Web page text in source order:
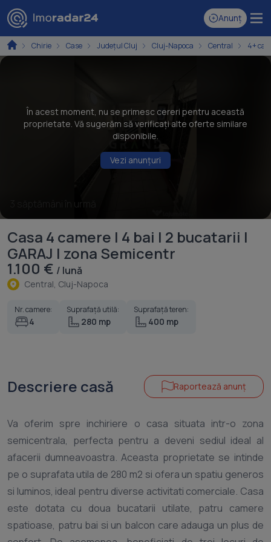
Anunț
Chirie Case Județul Cluj Cluj-Napoca Central 4+
În acest moment, nu se primesc cereri pentru această
proprietate. Vă sugerăm să verificați alte oferte similare
disponibile.
Vezi anunțuri
3 săptămâni în urmă
Casa 4 camere | 4 bai | 2 bucatarii |
GARAJ | zona Semicentr
1.100 € / lună
Central, Cluj-Napoca
Nr. camere:
4
Suprafață utilă:
280 mp
Suprafață teren:
400 mp
Descriere casă Raportează anunț
Va oferim spre inchiriere o casa situata intr-o zona
semicentrala, perfecta pentru a deveni sediul ideal al
afacerii dumneavoastra. Aceasta proprietate se intinde
pe o suprafata utila de 280 m2 si ofera un spatiu generos
si luminos, ideal pentru diverse activitati comerciale. Casa
este dotata cu doua bucatarii utilate, patru camere
spatioase, patru bai si un balcon care adauga un plus de